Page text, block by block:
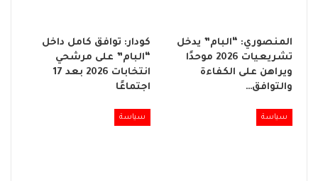
المنصوري: “البام” يدخل
تشريعيات 2026 موحدًا
ويراهن على الكفاءة
والتوافق…
كودار: توافق كامل داخل
“البام” على مرشحي
انتخابات 2026 بعد 17
اجتماعًا
سياسة سياسة